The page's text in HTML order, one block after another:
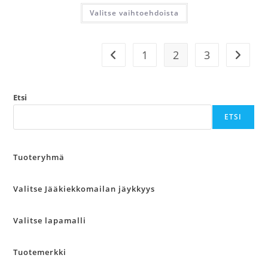
Valitse vaihtoehdoista
Tällä
on
tehdä
1 2 3
Etsi
ETSI
Tuoteryhmä
Valitse Jääkiekkomailan jäykkyys
Valitse lapamalli
Tuotemerkki